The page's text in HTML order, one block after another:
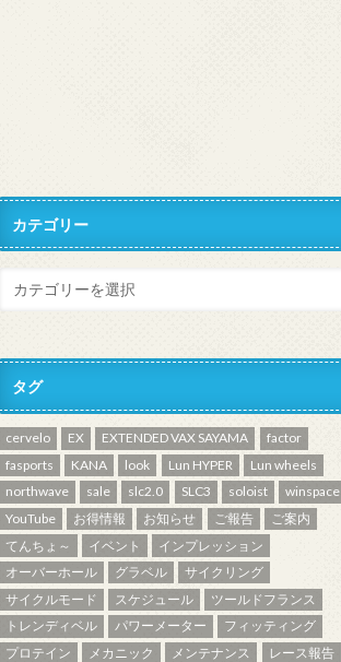
カテゴリー
タグ
cervelo EX EXTENDED VAX SAYAMA
factor
fasports
KANA look Lun HYPER
Lun wheels
northwave
sale slc2.0 SLC3 soloist
winspace
YouTube
お得情報 お知らせ ご報告
ご案内
てんちょ～
イベント
インプレッション
オーバーホール
グラベル
サイクリング
サイクルモード
スケジュール
ツールドフランス
トレンディベル
パワーメーター
フィッティング
プロテイン
メカニック メンテナンス
レース報告